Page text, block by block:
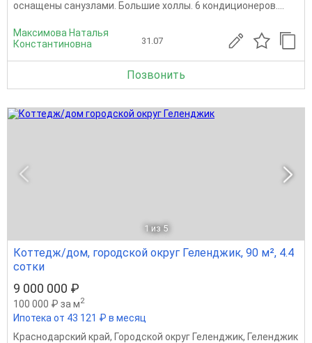
оснащены санузлами. Большие холлы. 6 кондиционеров....
Максимова Наталья
Константиновна
31.07
Позвонить
1 из 5
Коттедж/дом, городской округ Геленджик, 90 м², 4.4
сотки
9 000 000 ₽
100 000 ₽ за м2
Ипотека от 43 121 ₽ в месяц
Краснодарский край, Городской округ Геленджик, Геленджик